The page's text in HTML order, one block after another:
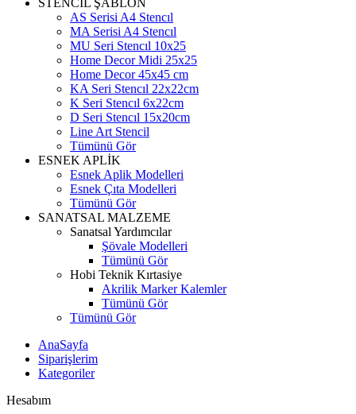
STENCIL ŞABLON
AS Serisi A4 Stencıl
MA Serisi A4 Stencıl
MU Seri Stencıl 10x25
Home Decor Midi 25x25
Home Decor 45x45 cm
KA Seri Stencıl 22x22cm
K Seri Stencıl 6x22cm
D Seri Stencıl 15x20cm
Line Art Stencil
Tümünü Gör
ESNEK APLİK
Esnek Aplik Modelleri
Esnek Çıta Modelleri
Tümünü Gör
SANATSAL MALZEME
Sanatsal Yardımcılar
Şövale Modelleri
Tümünü Gör
Hobi Teknik Kırtasiye
Akrilik Marker Kalemler
Tümünü Gör
Tümünü Gör
AnaSayfa
Siparişlerim
Kategoriler
Hesabım